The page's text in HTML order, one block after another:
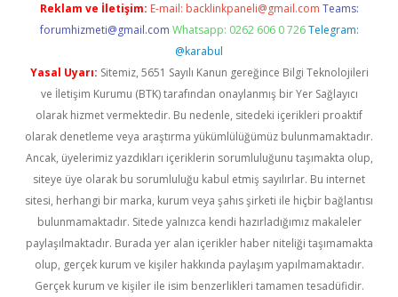
Reklam ve İletişim: E-mail: backlinkpaneli@gmail.com Teams:
forumhizmeti@gmail.com Whatsapp: 0262 606 0 726 Telegram:
@karabul
Yasal Uyarı: Sitemiz, 5651 Sayılı Kanun gereğince Bilgi Teknolojileri
ve İletişim Kurumu (BTK) tarafından onaylanmış bir Yer Sağlayıcı
olarak hizmet vermektedir. Bu nedenle, sitedeki içerikleri proaktif
olarak denetleme veya araştırma yükümlülüğümüz bulunmamaktadır.
Ancak, üyelerimiz yazdıkları içeriklerin sorumluluğunu taşımakta olup,
siteye üye olarak bu sorumluluğu kabul etmiş sayılırlar. Bu internet
sitesi, herhangi bir marka, kurum veya şahıs şirketi ile hiçbir bağlantısı
bulunmamaktadır. Sitede yalnızca kendi hazırladığımız makaleler
paylaşılmaktadır. Burada yer alan içerikler haber niteliği taşımamakta
olup, gerçek kurum ve kişiler hakkında paylaşım yapılmamaktadır.
Gerçek kurum ve kişiler ile isim benzerlikleri tamamen tesadüfidir.